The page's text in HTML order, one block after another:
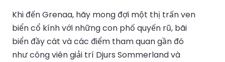
Khi đến Grenaa, hãy mong đợi một thị trấn ven
biển cổ kính với những con phố quyến rũ, bãi
biển đầy cát và các điểm tham quan gần đó
như công viên giải trí Djurs Sommerland và